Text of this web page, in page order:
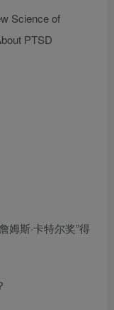
Science of
PTSD
姆斯·卡特尔奖”得